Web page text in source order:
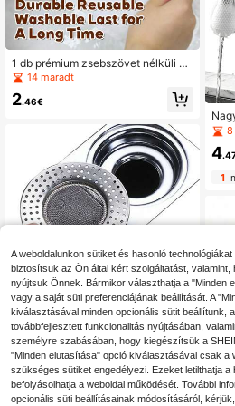
1 db prémium zsebszövet nélküli ny
lon hálós szűrőzsák, tartós és újrah
asználható, elengedhetetlen szójas
ójuhoz, gyümölcsléhez, házi főzésh
14 maradt
2.46€
1/2 db konyhai mosogató szűrő, uni
verzális mosogató lefolyó szűrő, mo
sogatókosár szűrő, 4,5 hüvelykes r
ozsdamentes acél mosogató szűrő,
ételfogó konyhába
1 maradt
3.58€
más eladók
lós
8
4
1
A weboldalunkon sütiket és hasonló
biztosítsuk az Ön által kért szolgáltatást, valamint,
nyújtsuk Önnek. Bármikor választhatja a "Minden
vagy a saját süti preferenciájának beállítását. A
kiválasztásával minden opcionális sütit beállítunk,
továbbfejlesztett funkcionalitás nyújtásában,
személyre szabásában, hogy kiegészítsük a
"Minden elutasítása" opció kiválasztásával csak a
szükséges sütiket engedélyezi. Ezeket letilthatja a
befolyásolhatja a weboldal működését. További
opcionális süti beállításainak módosításáról,